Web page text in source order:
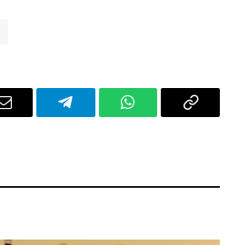
Email TelegramWhatsAppCopy